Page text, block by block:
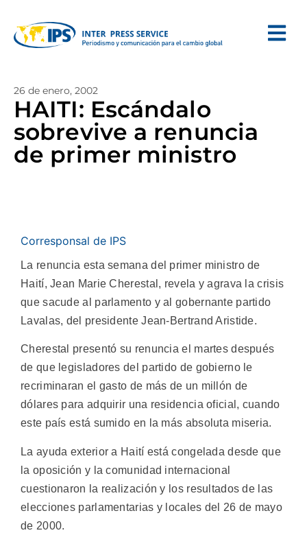
26 de enero, 2002
HAITI: Escándalo
sobrevive a renuncia
de primer ministro
Corresponsal de IPS
La renuncia esta semana del primer ministro de
Haití, Jean Marie Cherestal, revela y agrava la crisis
que sacude al parlamento y al gobernante partido
Lavalas, del presidente Jean-Bertrand Aristide.
Cherestal presentó su renuncia el martes después
de que legisladores del partido de gobierno le
recriminaran el gasto de más de un millón de
dólares para adquirir una residencia oficial, cuando
este país está sumido en la más absoluta miseria.
La ayuda exterior a Haití está congelada desde que
la oposición y la comunidad internacional
cuestionaron la realización y los resultados de las
elecciones parlamentarias y locales del 26 de mayo
de 2000.